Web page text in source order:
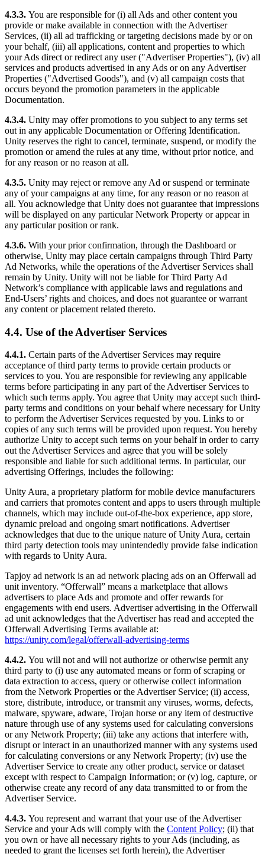
4.3.3. You are responsible for (i) all Ads and other content you
provide or make available in connection with the Advertiser
Services, (ii) all ad trafficking or targeting decisions made by or on
your behalf, (iii) all applications, content and properties to which
your Ads direct or redirect any user ("Advertiser Properties"), (iv) all
services and products advertised in any Ads or on any Advertiser
Properties ("Advertised Goods"), and (v) all campaign costs that
occurs beyond the promotion parameters in the applicable
Documentation.
4.3.4. Unity may offer promotions to you subject to any terms set
out in any applicable Documentation or Offering Identification.
Unity reserves the right to cancel, terminate, suspend, or modify the
promotion or amend the rules at any time, without prior notice, and
for any reason or no reason at all.
4.3.5. Unity may reject or remove any Ad or suspend or terminate
any of your campaigns at any time, for any reason or no reason at
all. You acknowledge that Unity does not guarantee that impressions
will be displayed on any particular Network Property or appear in
any particular position or rank.
4.3.6. With your prior confirmation, through the Dashboard or
otherwise, Unity may place certain campaigns through Third Party
Ad Networks, while the operations of the Advertiser Services shall
remain by Unity. Unity will not be liable for Third Party Ad
Network’s compliance with applicable laws and regulations and
End-Users’ rights and choices, and does not guarantee or warrant
any content or placement related thereto.
4.4. Use of the Advertiser Services
4.4.1. Certain parts of the Advertiser Services may require
acceptance of third party terms to provide certain products or
services to you. You are responsible for reviewing any applicable
terms before participating in any part of the Advertiser Services to
which such terms apply. You agree that Unity may accept such third-
party terms and conditions on your behalf where necessary for Unity
to perform the Advertiser Services requested by you. Links to or
copies of any such terms will be provided upon request. You hereby
authorize Unity to accept such terms on your behalf in order to carry
out the Advertiser Services and agree that you will be solely
responsible and liable for such additional terms. In particular, our
advertising Offerings, includes the following:
Unity Aura, a proprietary platform for mobile device manufacturers
and carriers that promotes content and apps to users through multiple
channels, which may include out-of-the-box experience, app store,
dynamic preload and ongoing smart notifications. Advertiser
acknowledges that due to the unique nature of Unity Aura, certain
third party detection tools may unintendedly provide false indication
with regards to Unity Aura.
Tapjoy ad network is an ad network placing ads on an Offerwall ad
unit inventory. “Offerwall” means a marketplace that allows
advertisers to place Ads and promote and offer rewards for
engagements with end users. Advertiser advertising in the Offerwall
ad unit acknowledges that the Advertiser has read and accepted the
Offerwall Advertising Terms available at:
https://unity.com/legal/offerwall-advertising-terms
4.4.2. You will not and will not authorize or otherwise permit any
third party to (i) use any automated means or form of scraping or
data extraction to access, query or otherwise collect information
from the Network Properties or the Advertiser Service; (ii) access,
store, distribute, introduce, or transmit any viruses, worms, defects,
malware, spyware, adware, Trojan horse or any item of destructive
nature through use of any systems used for calculating conversions
or any Network Property; (iii) take any actions that interfere with,
disrupt or interact in an unauthorized manner with any systems used
for calculating conversions or any Network Property; (iv) use the
Advertiser Service to create any other product, service or dataset
except with respect to Campaign Information; or (v) log, capture, or
otherwise create any record of any data transmitted to or from the
Advertiser Service.
4.4.3. You represent and warrant that your use of the Advertiser
Service and your Ads will comply with the Content Policy; (ii) that
you own or have all necessary rights to your Ads (including, as
needed to grant the licenses set forth herein), the Advertiser